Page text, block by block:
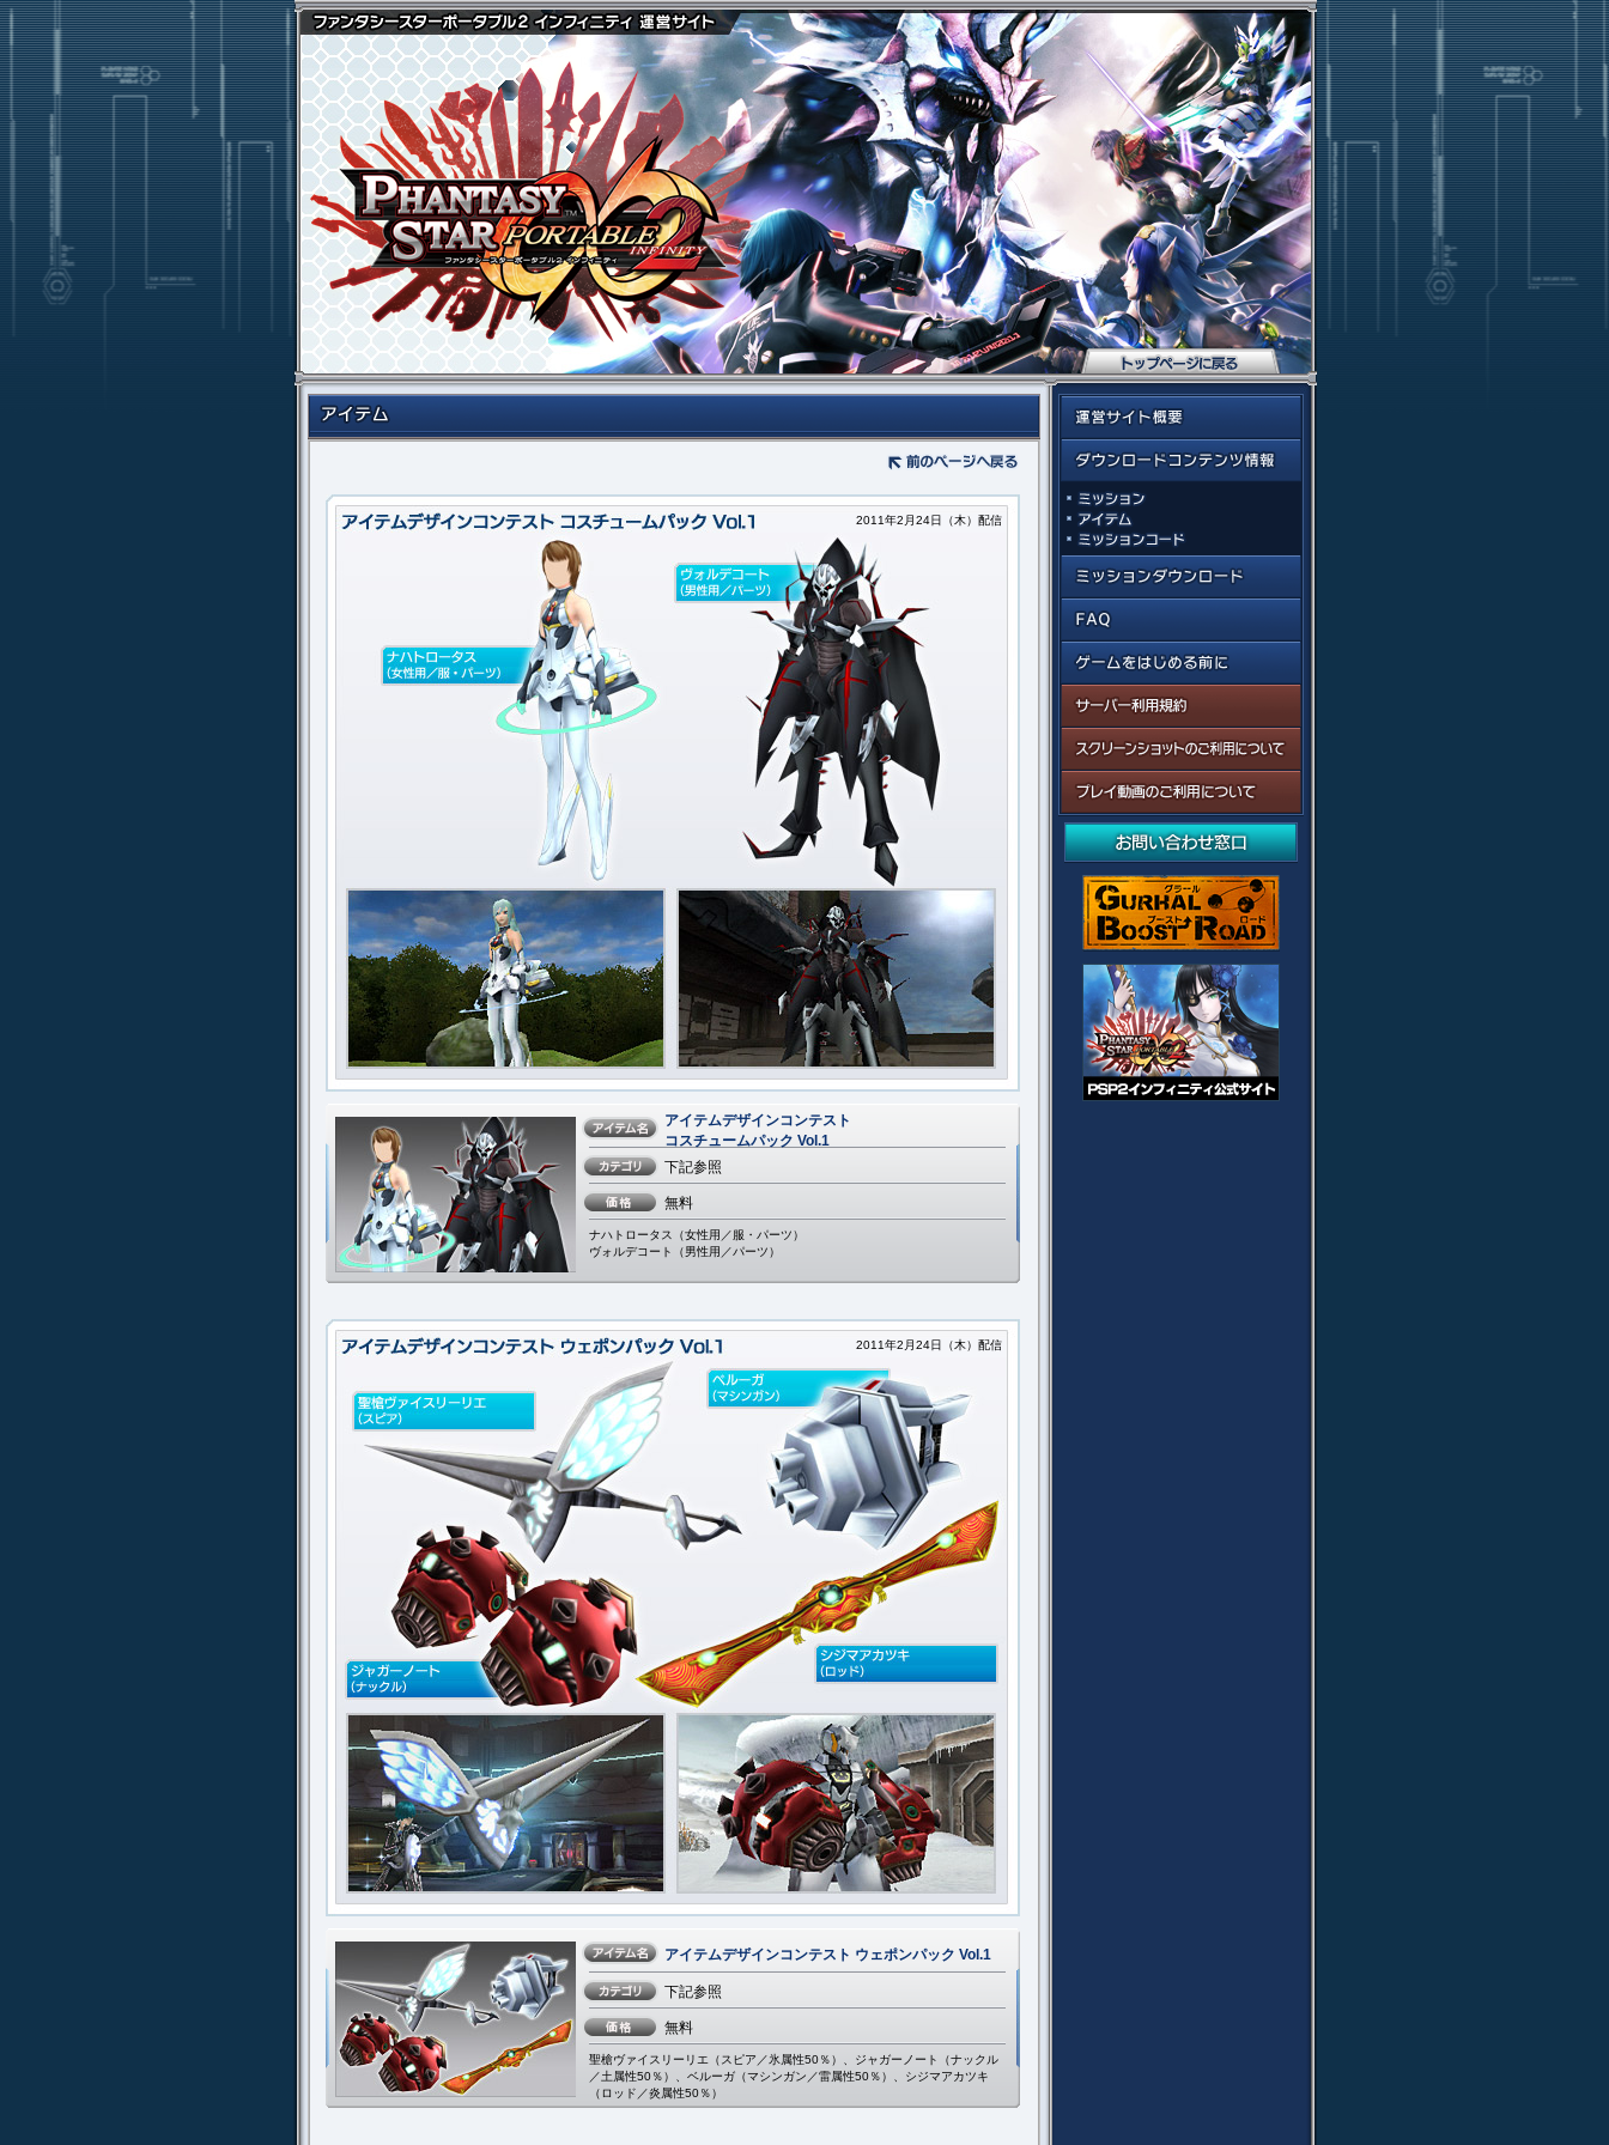
2011年2月24日（木）配信
アイテムデザインコンテスト
コスチュームパック Vol.1
下記参照
無料
ナハトロータス（女性用／服・パーツ）
ヴォルデコート（男性用／パーツ）
2011年2月24日（木）配信
アイテムデザインコンテスト ウェポンパック Vol.1
下記参照
無料
聖槍ヴァイスリーリエ（スピア／氷属性50％）、ジャガーノート（ナックル
／土属性50％）、ベルーガ（マシンガン／雷属性50％）、シジマアカツキ
（ロッド／炎属性50％）